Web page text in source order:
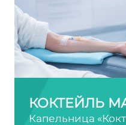
КОКТЕЙЛЬ
Капельница